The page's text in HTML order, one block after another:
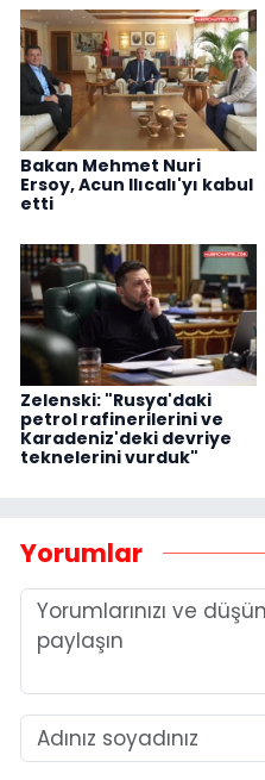
Bakan Mehmet Nuri
Ersoy, Acun Ilıcalı'yı kabul
etti
Zelenski: "Rusya'daki
petrol rafinerilerini ve
Karadeniz'deki devriye
teknelerini vurduk"
Yorumlar